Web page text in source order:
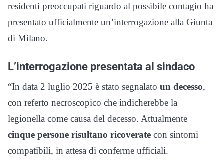
residenti preoccupati riguardo al possibile contagio ha
presentato ufficialmente un’interrogazione alla Giunta
di Milano.
L’interrogazione presentata al sindaco
“In data 2 luglio 2025 è stato segnalato un decesso,
con referto necroscopico che indicherebbe la
legionella come causa del decesso. Attualmente
cinque persone risultano ricoverate con sintomi
compatibili, in attesa di conferme ufficiali.